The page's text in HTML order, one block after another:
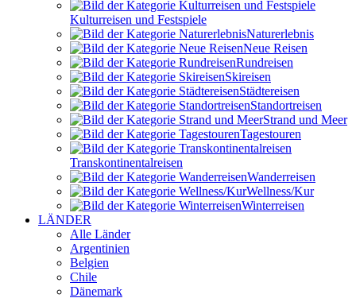
Kultur­reisen und Festspiele
Naturerlebnis
Neue Reisen
Rund­reisen
Ski­reisen
Städte­reisen
Standort­reisen
Strand und Meer
Tagestouren
Transkontinental­reisen
Wander­reisen
Wellness/Kur
Winter­reisen
LÄNDER
Alle Länder
Argentinien
Belgien
Chile
Dänemark